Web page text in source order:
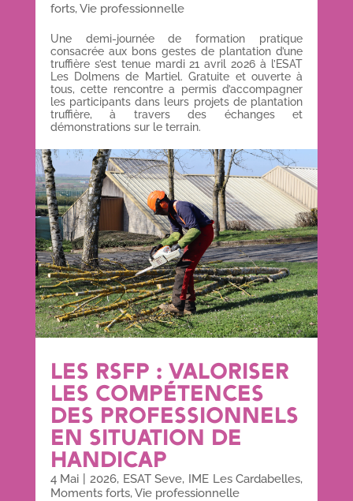
forts,Vie professionnelle
Une demi-journée de formation pratique
consacrée aux bons gestes de plantation d’une
truffière s’est tenue mardi 21 avril 2026 à l’ESAT
Les Dolmens de Martiel. Gratuite et ouverte à
tous, cette rencontre a permis d’accompagner
les participants dans leurs projets de plantation
truffière, à travers des échanges et
démonstrations sur le terrain.
LES RSFP : VALORISER
LES COMPÉTENCES
DES PROFESSIONNELS
EN SITUATION DE
HANDICAP
4 Mai 2026, ESAT Seve, IME Les Cardabelles,
Moments forts,Vie professionnelle